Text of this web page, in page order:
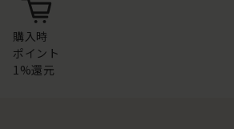
購入時
ポイント
1%還元